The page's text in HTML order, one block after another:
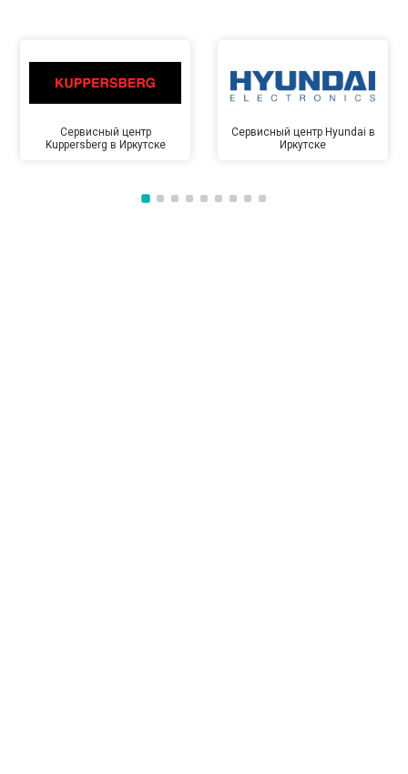
Сервисный центр
Kuppersberg в Иркутске
Сервисный центр Hyundai в
Иркутске